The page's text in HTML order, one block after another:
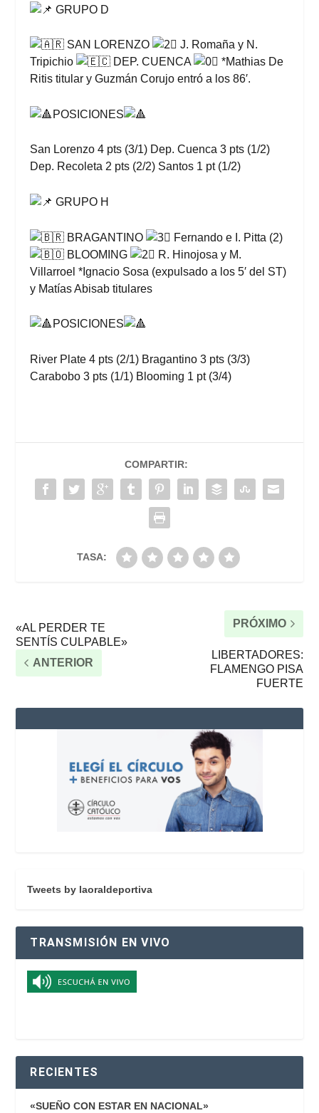
GRUPO D
SAN LORENZO
J. Romaña y N.
Tripichio
DEP. CUENCA
*Mathias De
Ritis titular y Guzmán Corujo entró a los 86′.
POSICIONES
San Lorenzo 4 pts (3/1) Dep. Cuenca 3 pts (1/2)
Dep. Recoleta 2 pts (2/2) Santos 1 pt (1/2)
GRUPO H
BRAGANTINO
Fernando e I. Pitta (2)
BLOOMING
R. Hinojosa y M.
Villarroel *Ignacio Sosa (expulsado a los 5′ del ST)
y Matías Abisab titulares
POSICIONES
River Plate 4 pts (2/1) Bragantino 3 pts (3/3)
Carabobo 3 pts (1/1) Blooming 1 pt (3/4)
COMPARTIR:
TASA:
«AL PERDER TE
SENTÍS CULPABLE»
ANTERIOR
PRÓXIMO
LIBERTADORES:
FLAMENGO PISA
FUERTE
Tweets by laoraldeportiva
TRANSMISIÓN EN VIVO
RECIENTES
«SUEÑO CON ESTAR EN NACIONAL»